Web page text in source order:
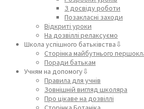
З досвіду роботи
Позакласні заходи
Відкриті уроки
На дозвіллі релаксуємо
Школа успішного батьківства⇩
Сторінка майбутнього
Поради батькам
Учням на допомогу⇩
Правила для учнів
Зовнішній вигляд школяра
Про цікаве на дозвіллі